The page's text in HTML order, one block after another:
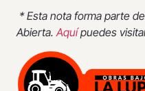
* Esta nota forma parte
Abierta. Aquípuedes